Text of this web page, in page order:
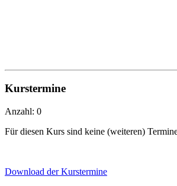
Kurstermine
Anzahl: 0
Für diesen Kurs sind keine (weiteren)
Download der Kurstermine